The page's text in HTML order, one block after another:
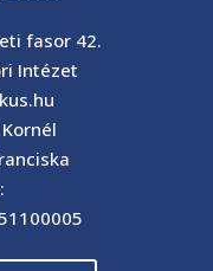
fasor 42.
Intézet